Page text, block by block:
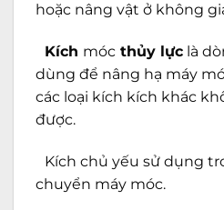
hoặc nâng vật ở không
Kích móc thủy lực là
dùng để nâng hạ máy
các loại kích kích khác
được.
Kích chủ yếu sử dụng
chuyển máy móc.